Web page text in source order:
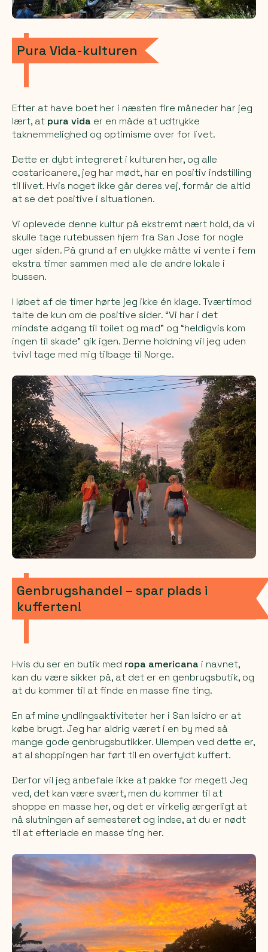
Pura Vida-kulturen
Efter at have boet her i næsten fire måneder har jeg
lært, at pura vida er en måde at udtrykke
taknemmelighed og optimisme over for livet.
Dette er dybt integreret i kulturen her, og alle
costaricanere, jeg har mødt, har en positiv indstilling
til livet. Hvis noget ikke går deres vej, formår de altid
at se det positive i situationen.
Vi oplevede denne kultur på ekstremt nært hold, da vi
skulle tage rutebussen hjem fra San Jose for nogle
uger siden. På grund af en ulykke måtte vi vente i fem
ekstra timer sammen med alle de andre lokale i
bussen.
I løbet af de timer hørte jeg ikke én klage. Tværtimod
talte de kun om de positive sider. “Vi har i det
mindste adgang til toilet og mad” og “heldigvis kom
ingen til skade” gik igen. Denne holdning vil jeg uden
tvivl tage med mig tilbage til Norge.
Genbrugshandel – spar plads i
kufferten!
Hvis du ser en butik med ropa americana i navnet,
kan du være sikker på, at det er en genbrugsbutik, og
at du kommer til at finde en masse fine ting.
En af mine yndlingsaktiviteter her i San Isidro er at
købe brugt. Jeg har aldrig været i en by med så
mange gode genbrugsbutikker. Ulempen ved dette er,
at al shoppingen har ført til en overfyldt kuffert.
Derfor vil jeg anbefale ikke at pakke for meget! Jeg
ved, det kan være svært, men du kommer til at
shoppe en masse her, og det er virkelig ærgerligt at
nå slutningen af semesteret og indse, at du er nødt
til at efterlade en masse ting her.